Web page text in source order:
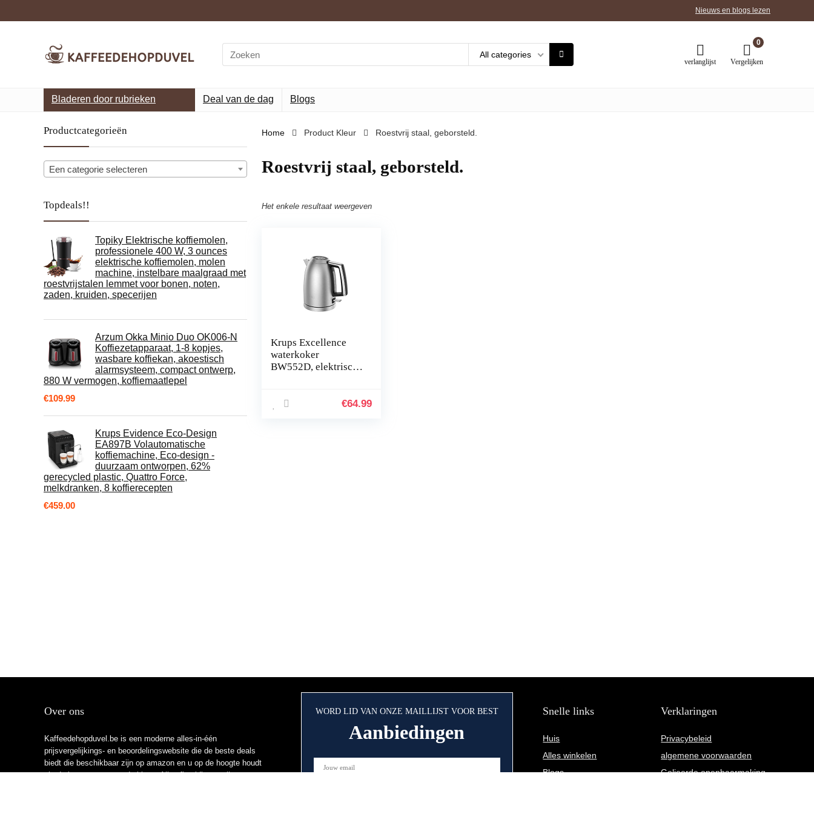
Nieuws en blogs lezen
Search
for:
All categories
verlanglijst
0
Vergelijken
Bladeren door rubrieken Deal van de dag Blogs
Productcategorieën
Een categorie selecteren
Topdeals!!
Topiky Elektrische koffiemolen,
professionele 400 W, 3 ounces
elektrische koffiemolen, molen
machine, instelbare maalgraad met
roestvrijstalen lemmet voor bonen, noten,
zaden, kruiden, specerijen
Arzum Okka Minio Duo OK006-N
Koffiezetapparaat, 1-8 kopjes,
wasbare koffiekan, akoestisch
alarmsysteem, compact ontwerp,
880 W vermogen, koffiemaatlepel
€109.99
Krups Evidence Eco-Design
EA897B Volautomatische
koffiemachine, Eco-design -
duurzaam ontworpen, 62%
gerecycled plastic, Quattro Force,
melkdranken, 8 koffierecepten
€459.00
Home Product Kleur ‎Roestvrij staal, geborsteld.
‎Roestvrij staal, geborsteld.
Het enkele resultaat weergeven
Krups Excellence
waterkoker
BW552D, elektrische
inhoud, automatische
€64.99
Over ons
Kaffeedehopduvel.be is een moderne alles-in-één
prijsvergelijkings- en beoordelingswebsite die de beste deals
biedt die beschikbaar zijn op amazon en u op de hoogte houdt
via de laatst toegevoegde blogs. Alle afbeeldingen zijn
WORD LID VAN ONZE MAILLIJST VOOR BEST
Aanbiedingen
Snelle links
Huis
Alles winkelen
Blogs
Verklaringen
Privacybeleid
algemene voorwaarden
Gelieerde openbaarmaking